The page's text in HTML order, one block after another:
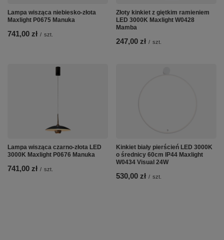
Lampa wisząca niebiesko-złota
Maxlight P0675 Manuka
741,00 zł / szt.
Złoty kinkiet z giętkim ramieniem
LED 3000K Maxlight W0428
Mamba
247,00 zł / szt.
Lampa wisząca czarno-złota LED
3000K Maxlight P0676 Manuka
741,00 zł / szt.
Kinkiet biały pierścień LED 3000K
o średnicy 60cm IP44 Maxlight
W0434 Visual 24W
530,00 zł / szt.